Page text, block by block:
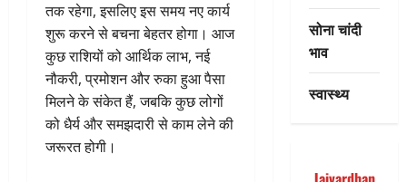
तक रहेगा, इसलिए इस समय नए कार्य
शुरू करने से बचना बेहतर होगा। आज
कुछ राशियों को आर्थिक लाभ, नई
नौकरी, प्रमोशन और रुका हुआ पैसा
मिलने के संकेत हैं, जबकि कुछ लोगों
को धैर्य और समझदारी से काम लेने की
जरूरत होगी।
सोना चांदी
भाव
स्वास्थ्य